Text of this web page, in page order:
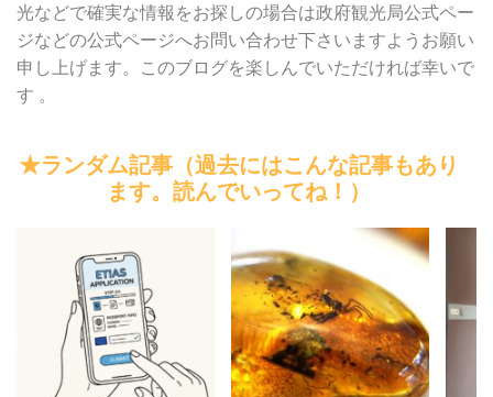
光などで確実な情報をお探しの場合は政府観光局公式ペー
ジなどの公式ページへお問い合わせ下さいますようお願い
申し上げます。このブログを楽しんでいただければ幸いで
す 。
★ランダム記事（過去にはこんな記事もあり
ます。読んでいってね！）